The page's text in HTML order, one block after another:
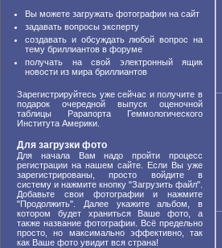
Вы можете загружать фотографии на сайт
задавать вопросы эксперту
создавать и обсуждать любой вопрос на
тему бриллиантов в форуме
получать на свой электронный ящик
новости из мира бриллиантов
Зарегистрируйтесь уже сейчас и получите в
подарок очередной выпуск оценочной
таблицы Рарапорта Геммологического
Института Америки.
Для загрузки фото
Для начала Вам надо пройти процесс
регистрации на нашем сайте. Если Вы уже
зарегистрированы, просто войдите в
систему и нажмите кнопку "Загрузить файл".
Добавьте свои фотографии и нажмите
"Продолжить". Далее укажите альбом, в
котором будет храниться Ваше фото, а
также название фотографии. Всё предельно
просто, но максимально эффективно, так
как Ваше фото увидит вся страна!